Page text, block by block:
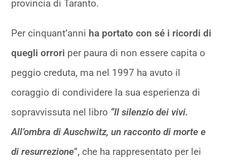
provincia di Taranto.
Per cinquant’anni ha portato con sé i ricordi di
quegli orrori per paura di non essere capita o
peggio creduta, ma nel 1997 ha avuto il
coraggio di condividere la sua esperienza di
sopravvissuta nel libro “Il silenzio dei vivi.
All’ombra di Auschwitz, un racconto di morte e
di resurrezione”, che ha rappresentato per lei